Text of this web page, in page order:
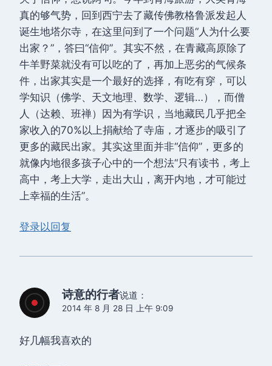
真的够气势，回到西宁去了藏传佛教格鲁派发起人
诞生地塔尔寺，在这里问到了一个问题“人为什么要
出家？”，答曰“信仰”。其实不然，在青藏高原除了
牛羊野菜就没有可以吃的了，再加上恶劣的气候条
件，出家其实是一个最好的选择，有吃有穿，可以
学知识（佛学、天文地理、数学、逻辑…），而僧
人（达赖、班禅）因为有学识，当地藏民几乎把全
家收入的70%以上捐献给了寺庙，才逐步的吸引了
更多的藏民出家。其实这里面并非“信仰”，更多的
就像内地很多孩子心中的一个想法“只有读书，考上
高中，考上大学，走出大山，离开内地，才可能过
上幸福的生活”。
登录以回复
诗意的行者说道：
2014 年 8 月 28 日 上午 9:09
好几幅我喜欢的